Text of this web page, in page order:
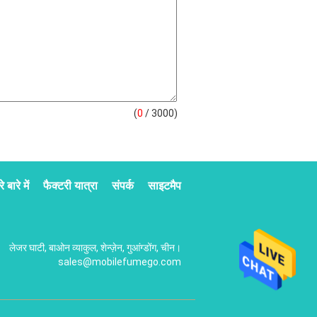
(0 / 3000)
साइटमैप
संपर्क
फैक्टरी यात्रा
बारे में
लेजर घाटी, बाओन व्याकुल, शेन्ज़ेन, गुआंग्डोंग, चीन।
sales@mobilefumego.com